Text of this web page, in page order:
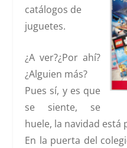
catálogos de
juguetes.
¿A ver?¿Por ahí?
¿Alguien más?
Pues sí, y es que
se siente, se
huele, la navidad está
En la puerta del